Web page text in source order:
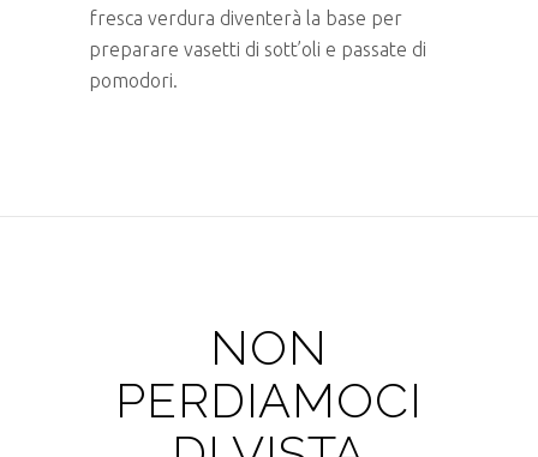
fresca verdura diventerà la base per
preparare vasetti di sott’oli e passate di
pomodori.
NON
PERDIAMOCI